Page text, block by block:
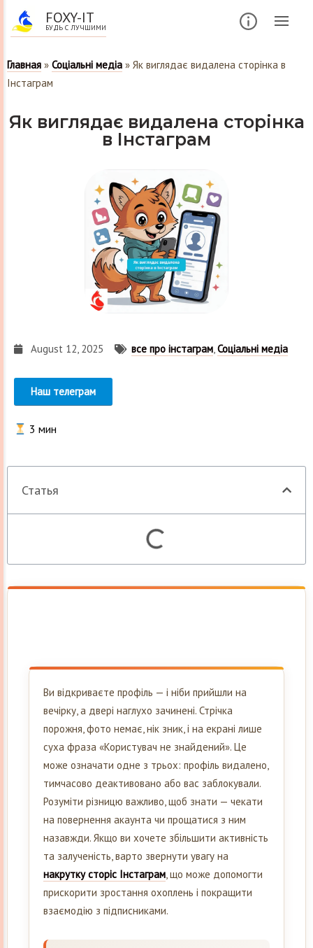
FOXY-IT
БУДЬ С ЛУЧШИМИ
Главная » Соціальні медіа » Як виглядає видалена сторінка в
Інстаграм
Як виглядає видалена сторінка
в Інстаграм
August 12, 2025 все про інстаграм Соціальні медіа
Наш телеграм
3 мин
Статья
Ви відкриваєте профіль — і ніби прийшли на
вечірку, а двері наглухо зачинені. Стрічка
порожня, фото немає, нік зник, і на екрані лише
суха фраза «Користувач не знайдений». Це
може означати одне з трьох: профіль видалено,
тимчасово деактивовано або вас заблокували.
Розуміти різницю важливо, щоб знати — чекати
на повернення акаунта чи прощатися з ним
назавжди. Якщо ви хочете збільшити активність
та залученість, варто звернути увагу на
накрутку сторіс Інстаграм, що може допомогти
прискорити зростання охоплень і покращити
взаємодію з підписниками.